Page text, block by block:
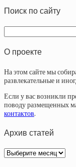
Поиск по сайту
О проекте
На этом сайте мы
развлекательные и
Если у вас возникли
поводу размещенных
контактов.
Архив статей
Архив
статей